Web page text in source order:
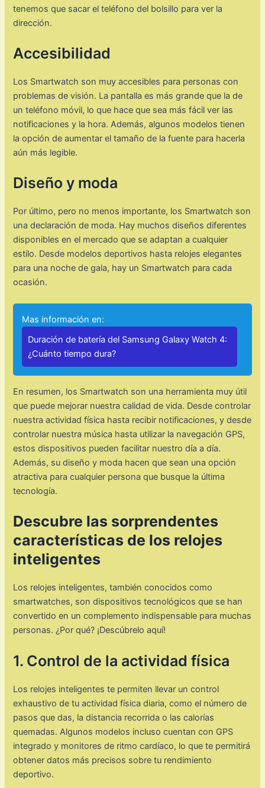
tenemos que sacar el teléfono del bolsillo para ver la
dirección.
Accesibilidad
Los Smartwatch son muy accesibles para personas con
problemas de visión. La pantalla es más grande que la de
un teléfono móvil, lo que hace que sea más fácil ver las
notificaciones y la hora. Además, algunos modelos tienen
la opción de aumentar el tamaño de la fuente para hacerla
aún más legible.
Diseño y moda
Por último, pero no menos importante, los Smartwatch son
una declaración de moda. Hay muchos diseños diferentes
disponibles en el mercado que se adaptan a cualquier
estilo. Desde modelos deportivos hasta relojes elegantes
para una noche de gala, hay un Smartwatch para cada
ocasión.
Mas información en:
Duración de batería del Samsung Galaxy Watch 4:
¿Cuánto tiempo dura?
En resumen, los Smartwatch son una herramienta muy útil
que puede mejorar nuestra calidad de vida. Desde controlar
nuestra actividad física hasta recibir notificaciones, y desde
controlar nuestra música hasta utilizar la navegación GPS,
estos dispositivos pueden facilitar nuestro día a día.
Además, su diseño y moda hacen que sean una opción
atractiva para cualquier persona que busque la última
tecnología.
Descubre las sorprendentes
características de los relojes
inteligentes
Los relojes inteligentes, también conocidos como
smartwatches, son dispositivos tecnológicos que se han
convertido en un complemento indispensable para muchas
personas. ¿Por qué? ¡Descúbrelo aquí!
1. Control de la actividad física
Los relojes inteligentes te permiten llevar un control
exhaustivo de tu actividad física diaria, como el número de
pasos que das, la distancia recorrida o las calorías
quemadas. Algunos modelos incluso cuentan con GPS
integrado y monitores de ritmo cardíaco, lo que te permitirá
obtener datos más precisos sobre tu rendimiento
deportivo.